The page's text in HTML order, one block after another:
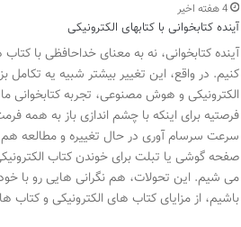
4 هفته اخیر
آینده کتابخوانی با کتابهای الکترونیکی
آینده کتابخوانی، نه به معنای خداحافظی با
کنیم. در واقع، این تغییر بیشتر شبیه یه
الکترونیکی و هوش مصنوعی، تجربه
فرصتیه برای اینکه با چشم اندازی باز به همه
سرعت سرسام آوری در حال تغییره و مطالعه
صفحه گوشی یا تبلت برای خوندن کتاب
می شیم. این تحولات، هم نگرانی هایی رو با
باشیم، از مزایای کتاب های الکترونیکی و